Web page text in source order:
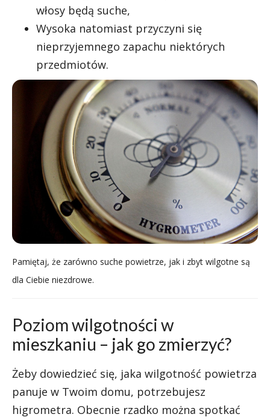
włosy będą suche,
Wysoka natomiast przyczyni się
nieprzyjemnego zapachu niektórych
przedmiotów.
Pamiętaj, że zarówno suche powietrze, jak i zbyt wilgotne są
dla Ciebie niezdrowe.
Poziom wilgotności w
mieszkaniu – jak go zmierzyć?
Żeby dowiedzieć się, jaka wilgotność powietrza
panuje w Twoim domu, potrzebujesz
higrometra. Obecnie rzadko można spotkać